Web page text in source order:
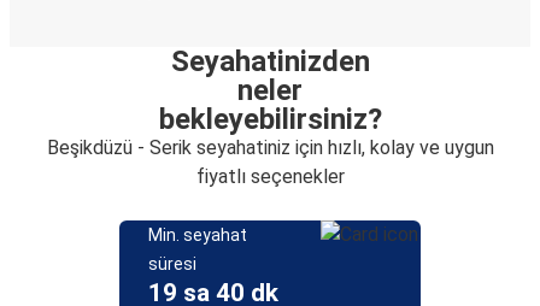
Seyahatinizden
neler
bekleyebilirsiniz?
Beşikdüzü - Serik seyahatiniz için hızlı, kolay ve uygun
fiyatlı seçenekler
Min. seyahat
süresi
19 sa 40 dk